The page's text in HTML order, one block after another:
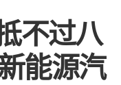
不过八
能源汽